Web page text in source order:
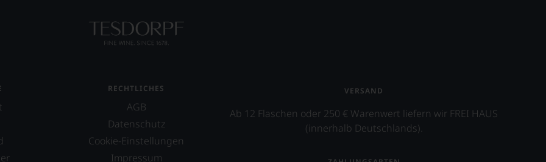
RECHTLICHES
AGB
Datenschutz
Cookie-Einstellungen
Impressum
VERSAND
Ab 12 Flaschen oder 250 € Warenwert liefern wir FREI HAUS
(innerhalb Deutschlands).